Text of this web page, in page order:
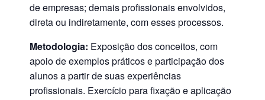
de empresas; demais profissionais envolvidos,
direta ou indiretamente, com esses processos.
Metodologia: Exposição dos conceitos, com
apoio de exemplos práticos e participação dos
alunos a partir de suas experiências
profissionais. Exercício para fixação e aplicação